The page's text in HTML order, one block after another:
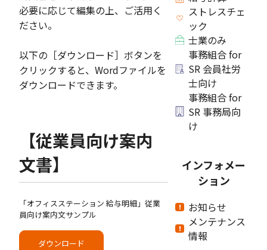
必要に応じて編集の上、ご活用く
ださい。
以下の［ダウンロード］ボタンを
クリックすると、Wordファイルを
ダウンロードできます。
【従業員向け案内
文書】
「オフィスステーション 給与明細」従業
員向け案内文サンプル
ダウンロード
ストレスチェ
ック
士業のみ
事務組合 for
SR 会員社労
士向け
事務組合 for
SR 事務局向
け
インフォメー
ション
お知らせ
メンテナンス
情報